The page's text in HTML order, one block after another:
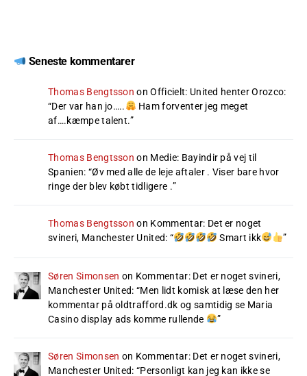
Seneste kommentarer
Thomas Bengtsson onOfficielt: United henter Orozco:
“Der var han jo…..
Ham forventer jeg meget
af….kæmpe talent.”
Thomas Bengtsson on Medie: Bayindir på vej til
Spanien: “Øv med alle de leje aftaler . Viser bare hvor
ringe der blev købt tidligere .”
Thomas Bengtsson on Kommentar: Det er noget
svineri, Manchester United: “ Smart ikk ”
Søren Simonsen on Kommentar: Det er noget svineri,
Manchester United: “Men lidt komisk at læse den her
kommentar på oldtrafford.dk og samtidig se Maria
Casino display ads komme rullende
”
Søren Simonsen on Kommentar: Det er noget svineri,
Manchester United: “Personligt kan jeg kan ikke se